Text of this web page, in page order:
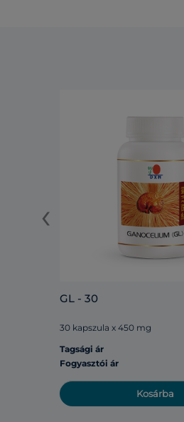
GL - 30
30 kapszula x 450 mg
Tagsági ár
Fogyasztói ár
Kosárba
‹